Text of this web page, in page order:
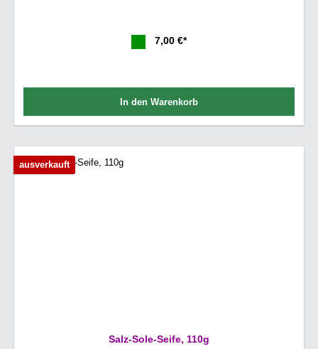
7,00 €*
In den Warenkorb
ausverkauft
Salz-Sole-Seife, 110g